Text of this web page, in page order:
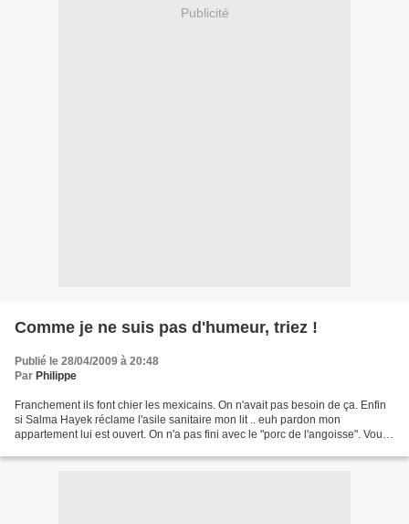
Publicité
Comme je ne suis pas d'humeur, triez !
Publié le 28/04/2009 à 20:48
Par Philippe
Franchement ils font chier les mexicains. On n'avait pas besoin de ça. Enfin
si Salma Hayek réclame l'asile sanitaire mon lit .. euh pardon mon
appartement lui est ouvert. On n'a pas fini avec le "porc de l'angoisse". Vous